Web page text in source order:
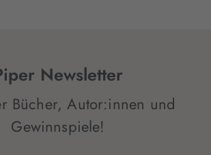
Newsletter
Bücher, Autor:innen und
Gewinnspiele!